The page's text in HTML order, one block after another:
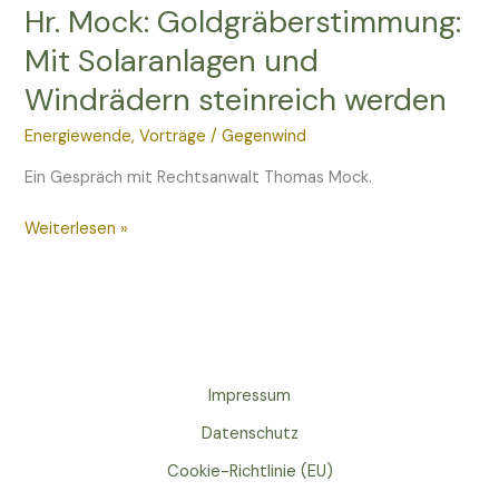
Hr. Mock: Goldgräberstimmung:
Mit Solaranlagen und
Windrädern steinreich werden
Energiewende,Vorträge /Gegenwind
Ein Gespräch mit Rechtsanwalt Thomas Mock.
Hr.
Goldgräberstimmung:
Mit
und
Windrädern
werden
Weiterlesen »
Impressum
Datenschutz
Cookie-Richtlinie (EU)